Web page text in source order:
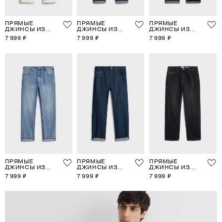
ПРЯМЫЕ
ДЖИНСЫ ИЗ
СЕЛВИДЖ-
ДЕНИМА
7 999 ₽
ПРЯМЫЕ
ДЖИНСЫ ИЗ
СЕЛВИДЖ-
ДЕНИМА
7 999 ₽
ПРЯМЫЕ
ДЖИНСЫ ИЗ
СЕЛВИДЖ-
ДЕНИМА
7 999 ₽
ПРЯМЫЕ
ДЖИНСЫ ИЗ
СЕЛВИДЖ-
ДЕНИМА
7 999 ₽
ПРЯМЫЕ
ДЖИНСЫ ИЗ
СЕЛВИДЖ-
ДЕНИМА
7 999 ₽
ПРЯМЫЕ
ДЖИНСЫ ИЗ
СЕЛВИДЖ-
ДЕНИМА
7 999 ₽